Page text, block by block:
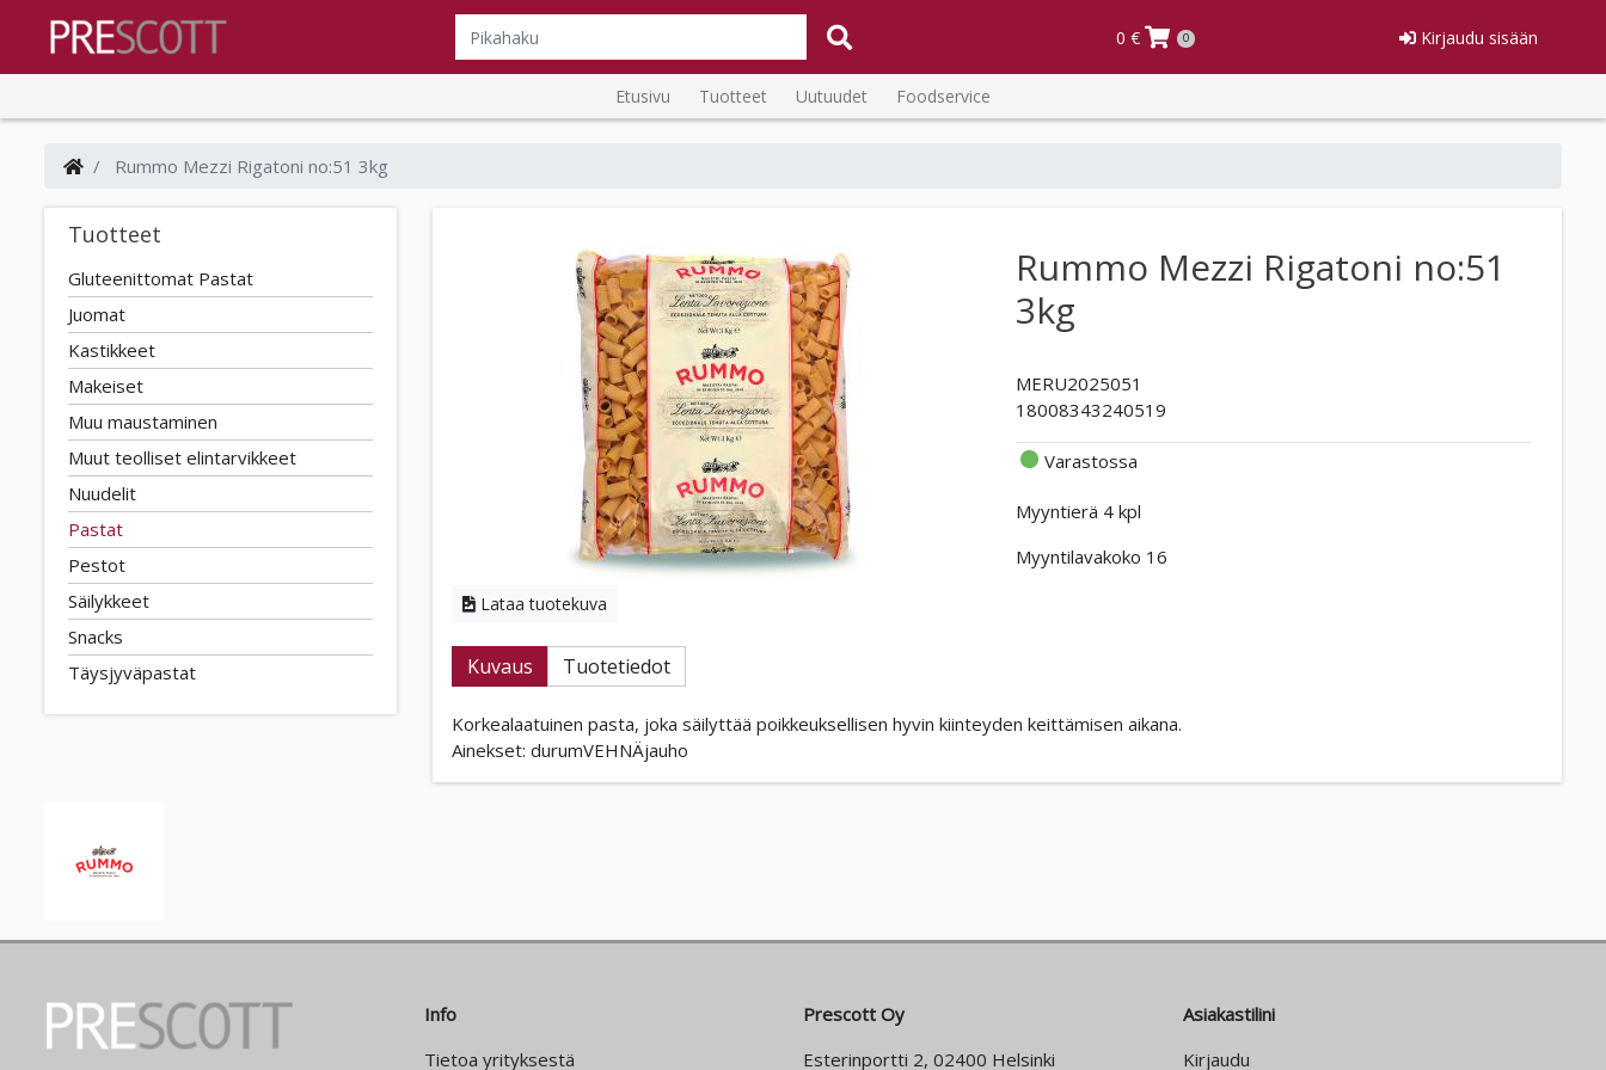
0 € 0 Kirjaudu sisään
Etusivu Tuotteet Uutuudet Foodservice
Rummo Mezzi Rigatoni no:51 3kg
Tuotteet
Gluteenittomat Pastat
Juomat
Kastikkeet
Makeiset
Muu maustaminen
Muut teolliset elintarvikkeet
Nuudelit
Pastat
Pestot
Säilykkeet
Snacks
Täysjyväpastat
Lataa tuotekuva
Rummo Mezzi Rigatoni no:51
3kg
MERU2025051
18008343240519
Varastossa
Myyntierä 4 kpl
Myyntilavakoko 16
Kuvaus Tuotetiedot
Korkealaatuinen pasta, joka säilyttää poikkeuksellisen hyvin kiinteyden keittämisen aikana.
Ainekset: durumVEHNÄjauho
Info
Tietoa yrityksestä
Prescott Oy
Esterinportti 2, 02400 Helsinki
Asiakastilini
Kirjaudu